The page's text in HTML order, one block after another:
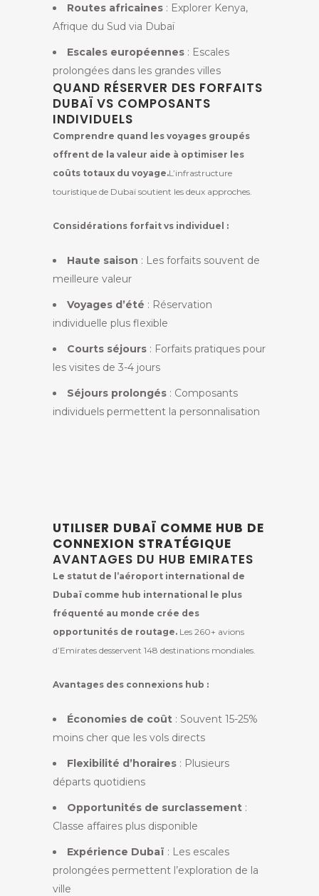
Routes africaines : Explorer Kenya,
Afrique du Sud via Dubaï
Escales européennes : Escales
prolongées dans les grandes villes
QUAND RÉSERVER DES FORFAITS
DUBAÏ VS COMPOSANTS
INDIVIDUELS
Comprendre quand les voyages groupés
offrent de la valeur aide à optimiser les
coûts totaux du voyage.L’infrastructure
touristique de Dubaï soutient les deux approches.
Considérations forfait vs individuel :
Haute saison : Les forfaits souvent de
meilleure valeur
Voyages d’été : Réservation
individuelle plus flexible
Courts séjours : Forfaits pratiques pour
les visites de 3-4 jours
Séjours prolongés : Composants
individuels permettent la personnalisation
UTILISER DUBAÏ COMME HUB DE
CONNEXION STRATÉGIQUE
AVANTAGES DU HUB EMIRATES
Le statut de l’aéroport international de
Dubaï comme hub international le plus
fréquenté au monde crée des
opportunités de routage. Les 260+ avions
d’Emirates desservent 148 destinations mondiales.
Avantages des connexions hub :
Économies de coût : Souvent 15-25%
moins cher que les vols directs
Flexibilité d’horaires : Plusieurs
départs quotidiens
Opportunités de surclassement :
Classe affaires plus disponible
Expérience Dubaï : Les escales
prolongées permettent l’exploration de la
ville